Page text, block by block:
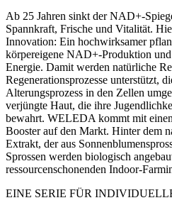
Ab 25 Jahren sinkt der NAD+-
Spannkraft, Frische und Vitalität.
Innovation: Ein hochwirksamer
körpereigene NAD+-Produktion
Energie. Damit werden natürliche
Regenerationsprozesse unterstützt,
Alterungsprozess in den Zellen
verjüngte Haut, die ihre
bewahrt. WELEDA kommt mit
Booster auf den Markt. Hinter dem
Extrakt, der aus
Sprossen werden biologisch
ressourcenschonenden Indoor-
EINE SERIE FÜR